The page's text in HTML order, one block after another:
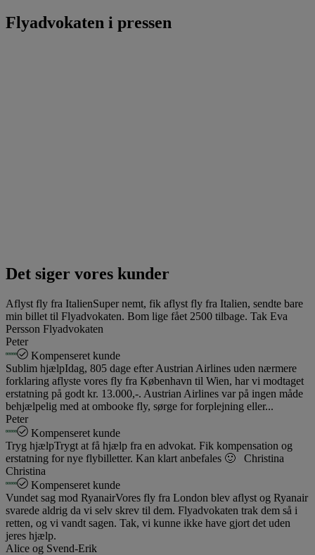
Flyadvokaten i pressen
Det siger vores kunder
Aflyst fly fra ItalienSuper nemt, fik aflyst fly fra Italien, sendte bare
min billet til Flyadvokaten. Bom lige fået 2500 tilbage. Tak Eva
Persson Flyadvokaten
Peter
Kompenseret kunde
Sublim hjælpIdag, 805 dage efter Austrian Airlines uden nærmere
forklaring aflyste vores fly fra København til Wien, har vi modtaget
erstatning på godt kr. 13.000,-. Austrian Airlines var på ingen måde
behjælpelig med at ombooke fly, sørge for forplejning eller...
Peter
Kompenseret kunde
Tryg hjælpTrygt at få hjælp fra en advokat. Fik kompensation og
erstatning for nye flybilletter. Kan klart anbefales 🙂 Christina
Christina
Kompenseret kunde
Vundet sag mod RyanairVores fly fra London blev aflyst og Ryanair
svarede aldrig da vi selv skrev til dem. Flyadvokaten trak dem så i
retten, og vi vandt sagen. Tak, vi kunne ikke have gjort det uden
jeres hjælp.
Alice og Svend-Erik